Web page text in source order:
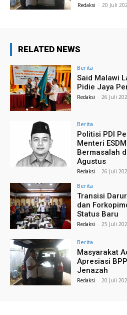
Redaksi - 20 Juli
RELATED NEWS
Berita
Said Malawi
Pidie Jaya
Redaksi - 26 Juli
Berita
Politisi PDI
Menteri
Bermasalah
Agustus
Redaksi - 26 Juli
Berita
Transisi
dan
Status Baru
Redaksi - 25 Juli
Berita
Masyarakat
Apresiasi
Jenazah
Redaksi - 20 Juli